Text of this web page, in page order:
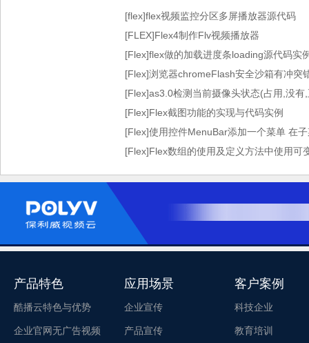
[flex]flex视频监控分区多屏播放器源代码
[FLEX]Flex4制作Flv视频播放器
[Flex]flex做的加载进度条loading源代码实
[Flex]浏览器chromeFlash安全沙箱有冲突
[Flex]as3.0检测当前摄像头状态(占用,没有
[Flex]Flex截图功能的实现与代码实例
[Flex]使用控件MenuBar添加一个菜单 在
[Flex]Flex数组的使用及定义方法中使用可
产品特色
酷播云特色与优势
企业官网无广告视频
应用场景
企业宣传
产品宣传
客户案例
科技企业
教育培训